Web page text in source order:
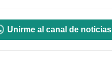
Unirme al canal de noticias